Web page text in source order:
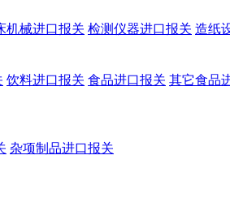
机械进口报关 检测仪器进口报关 造纸
饮料进口报关 食品进口报关 其它食品
杂项制品进口报关